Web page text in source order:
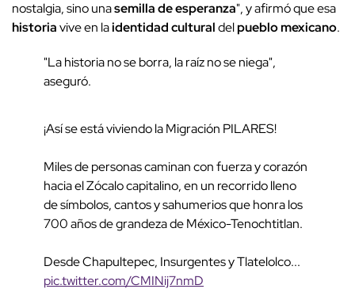
nostalgia, sino unasemilla de esperanza", y afirmó que esa
historiavive en laidentidad culturaldelpueblo mexicano.
"La historia no se borra, la raíz no se niega",
aseguró.
¡Así se está viviendo la Migración PILARES!
Miles de personas caminan con fuerza y corazón
hacia el Zócalo capitalino, en un recorrido lleno
de símbolos, cantos y sahumerios que honra los
700 años de grandeza de México-Tenochtitlan.
Desde Chapultepec, Insurgentes y Tlatelolco...
pic.twitter.com/CMINij7nmD